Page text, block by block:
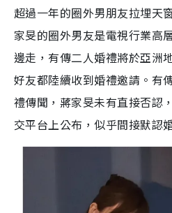
超過一年的圈外男朋友拉埋天
家旻的圈外男友是電視行業高
邊走，有傳二人婚禮將於亞洲
好友都陸續收到婚禮邀請。有
禮傳聞，蔣家旻未有直接否認
交平台上公布，似乎間接默認